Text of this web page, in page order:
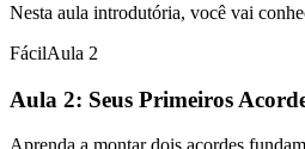
Nesta aula introdutória, você vai
FácilAula 2
Aula 2: Seus Primeiros